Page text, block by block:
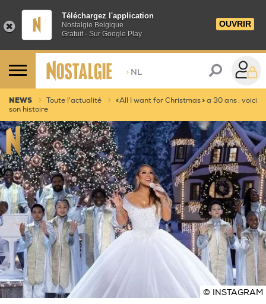
Téléchargez l'application
Nostalgie Belgique
Gratuit - Sur Google Play
OUVRIR
> NL
NEWS Toute l'actualité
« All I want for Christmas » a 30 ans : voici
son histoire
© INSTAGRAM